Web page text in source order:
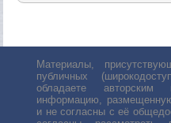
Материалы,
публичных
обладаете
информацию,
и не согласны с её